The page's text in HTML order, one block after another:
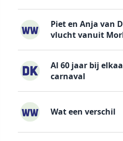
Piet en Anja van
vlucht vanuit
Al 60 jaar bij
carnaval
Wat een verschil